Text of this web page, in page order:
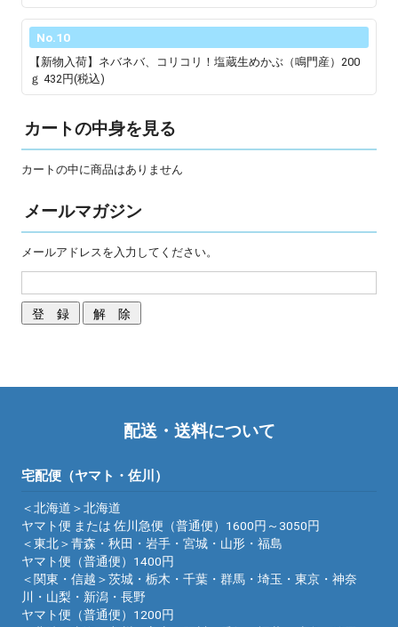
No.10
【新物入荷】ネバネバ、コリコリ！塩蔵生めかぶ（鳴門産）200
ｇ432円(税込)
カートの中身を見る
カートの中に商品はありません
メールマガジン
メールアドレスを入力してください。
配送・送料について
宅配便（ヤマト・佐川）
＜北海道＞北海道
ヤマト便 または 佐川急便（普通便）1600円～3050円
＜東北＞青森・秋田・岩手・宮城・山形・福島
ヤマト便（普通便）1400円
＜関東・信越＞茨城・栃木・千葉・群馬・埼玉・東京・神奈
川・山梨・新潟・長野
ヤマト便（普通便）1200円